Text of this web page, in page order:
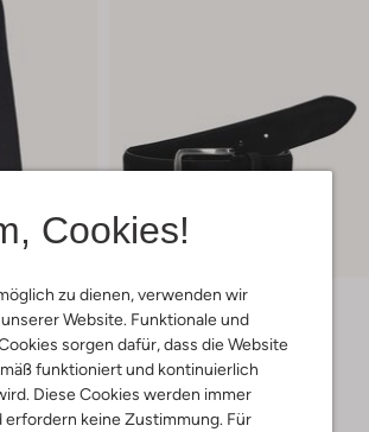
Cookies!
zu dienen, verwenden wir
Website. Funktionale und
sorgen dafür, dass die Website
funktioniert und kontinuierlich
Diese Cookies werden immer
erfordern keine Zustimmung. Für
Officine Napoli
Gürtel
€ 59,99 € 47,99
+ mehr farben